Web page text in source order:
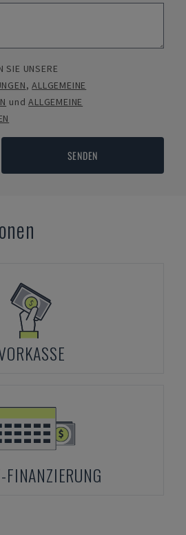
SIE UNSERE
,ALLGEMEINE
undALLGEMEINE
SENDEN
FINANZIERUNG